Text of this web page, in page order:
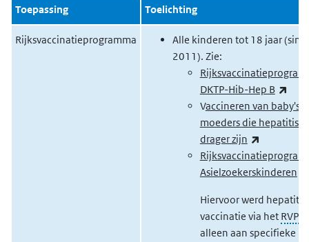
Toepassing Toelichting
Rijksvaccinatieprogramma
Alle kinderen tot 18 jaar
2011). Zie:
DKTP-Hib-Hep B
Vaccineren van baby's
moeders die hepatitis
drager zijn
Asielzoekerskinderen
Hiervoor werd hepatitis
vaccinatie via het RVP
alleen aan specifieke